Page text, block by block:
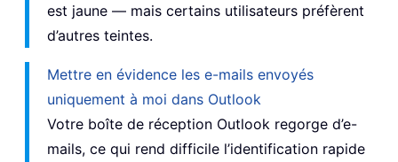
est jaune — mais certains utilisateurs préfèrent
d’autres teintes.
Mettre en évidence les e-mails envoyés
uniquement à moi dans Outlook
Votre boîte de réception Outlook regorge d’e-
mails, ce qui rend difficile l’identification rapide